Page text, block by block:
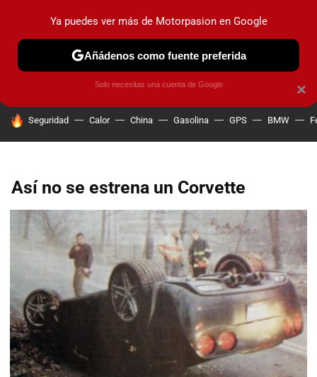
PRUEBAS COCHES ELÉCTRICOS OBSERVATORIO
HOY SE HABLA DE
Seguridad Calor China Gasolina GPS BMW
Así no se estrena un Corvette
×
Ya puedes ver más de Motorpasion en Google
Añádenos como fuente preferida
Solo necesitas una cuenta de Google